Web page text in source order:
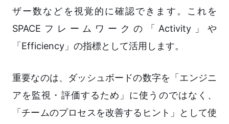
ザー数などを視覚的に確認できます。これを
SPACEフレームワークの「Activity」や
「Efficiency」の指標として活用します。
重要なのは、ダッシュボードの数字を「エンジニ
アを監視・評価するため」に使うのではなく、
「チームのプロセスを改善するヒント」として使